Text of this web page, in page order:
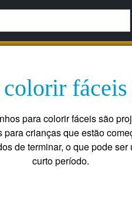
colorir
para colorir fáceis são
crianças que estão
de terminar, o que pode
curto período.